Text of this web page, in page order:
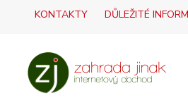
KONTAKTY DŮLEŽITÉ